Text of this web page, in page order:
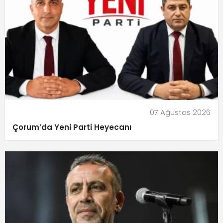
07 Ağustos 2026
Çorum’da Yeni Parti Heyecanı